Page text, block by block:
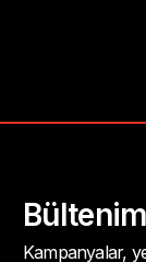
Kampanyalar,